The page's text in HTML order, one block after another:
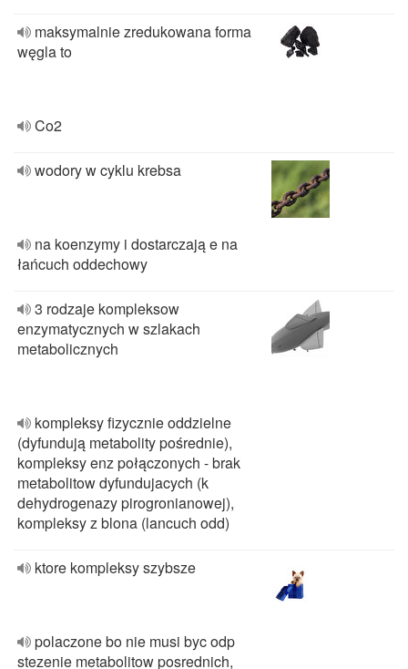
maksymalnie zredukowana forma
węgla to
Co2
wodory w cyklu krebsa
na koenzymy i dostarczają e na
łańcuch oddechowy
3 rodzaje kompleksow
enzymatycznych w szlakach
metabolicznych
kompleksy fizycznie oddzielne
(dyfundują metabolity pośrednie),
kompleksy enz połączonych - brak
metabolitow dyfundujacych (k
dehydrogenazy pirogronianowej),
kompleksy z blona (lancuch odd)
ktore kompleksy szybsze
polaczone bo nie musi byc odp
stezenie metabolitow posrednich,